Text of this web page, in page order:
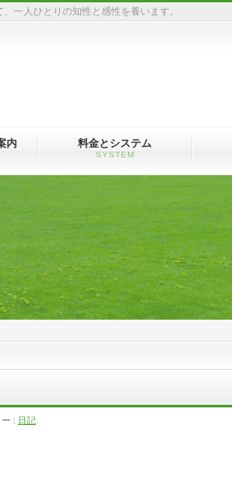
一人ひとりの知性と感性を養います。
内 料金とシステム
SYSTEM
: 日記